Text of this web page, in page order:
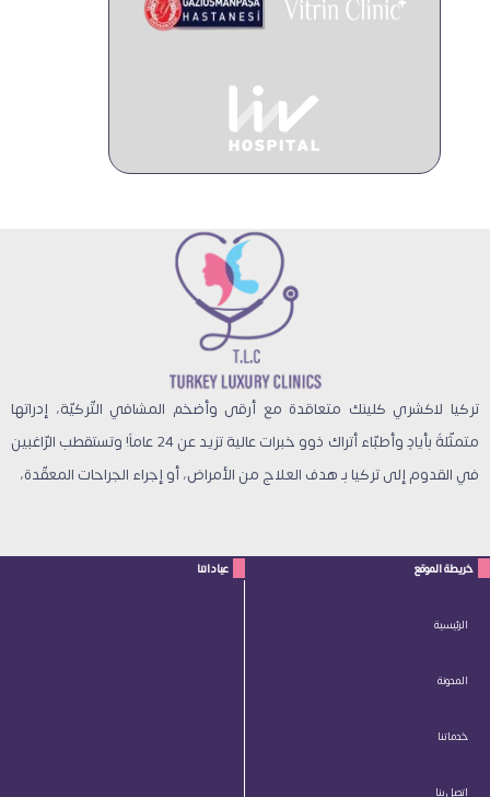
تركيا لاكشري كلينك متعاقدة مع أرقى وأضخم المشافي التّركيّة، إدراتها
متمثّلةً بأيادٍ وأطبّاء أتراك ذوو خبرات عالية تزيد عن 24 عاماً! وتستقطب الرّاغبين
في القدوم إلى تركيا بـ هدف العلاج من الأمراض، أو إجراء الجراحات المعقّدة،
خريطة الموقع
الرئيسية
المدونة
خدماتنا
اتصل بنا
عياداتنا